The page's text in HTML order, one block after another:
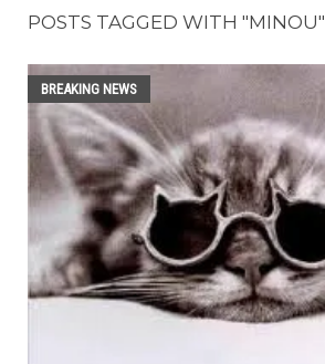
POSTS TAGGED WITH "MINOU"
BREAKING NEWS